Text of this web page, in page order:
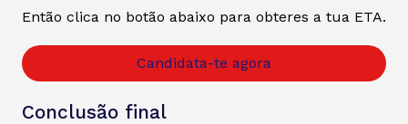
Então clica no botão abaixo para obteres a tua ETA.
Candidata-te agora
Conclusão final